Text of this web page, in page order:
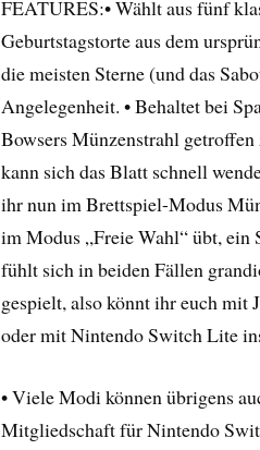
FEATURES:• Wählt aus fünf
Geburtstagstorte aus dem
die meisten Sterne (und das
Angelegenheit. • Behaltet bei
Bowsers Münzenstrahl
kann sich das Blatt schnell
ihr nun im Brettspiel-Modus
im Modus „Freie Wahl“ übt,
fühlt sich in beiden Fällen
gespielt, also könnt ihr euch
oder mit Nintendo Switch Lite
• Viele Modi können übrigens
Mitgliedschaft für Nintendo